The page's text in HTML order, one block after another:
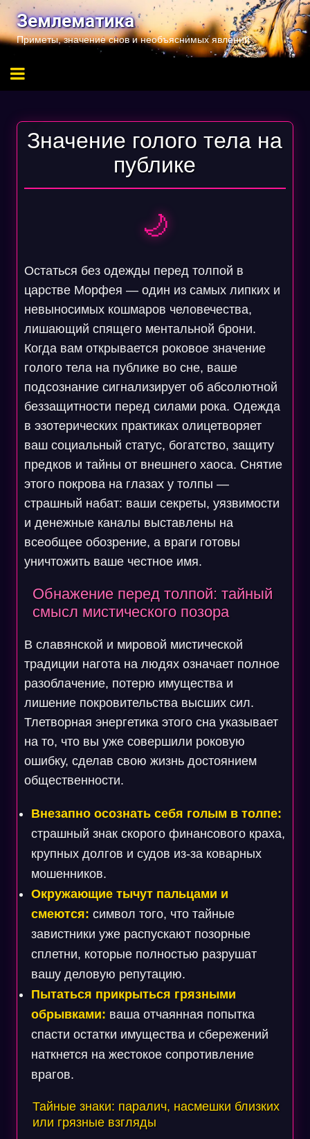
Перейти
содержимому
Землематика
Приметы, значение снов и необъяснимых явлений
Значение голого тела на
публике
🌙
Остаться без одежды перед толпой в
царстве Морфея — один из самых липких и
невыносимых кошмаров человечества,
лишающий спящего ментальной брони.
Когда вам открывается роковое значение
голого тела на публике во сне, ваше
подсознание сигнализирует об абсолютной
беззащитности перед силами рока. Одежда
в эзотерических практиках олицетворяет
ваш социальный статус, богатство, защиту
предков и тайны от внешнего хаоса. Снятие
этого покрова на глазах у толпы —
страшный набат: ваши секреты, уязвимости
и денежные каналы выставлены на
всеобщее обозрение, а враги готовы
уничтожить ваше честное имя.
Обнажение перед толпой: тайный
смысл мистического позора
В славянской и мировой мистической
традиции нагота на людях означает полное
разоблачение, потерю имущества и
лишение покровительства высших сил.
Тлетворная энергетика этого сна указывает
на то, что вы уже совершили роковую
ошибку, сделав свою жизнь достоянием
общественности.
Внезапно осознать себя голым в толпе:
страшный знак скорого финансового краха,
крупных долгов и судов из-за коварных
мошенников.
Окружающие тычут пальцами и
смеются: символ того, что тайные
завистники уже распускают позорные
сплетни, которые полностью разрушат
вашу деловую репутацию.
Пытаться прикрыться грязными
обрывками: ваша отчаянная попытка
спасти остатки имущества и сбережений
наткнется на жестокое сопротивление
врагов.
Тайные знаки: паралич, насмешки близких
или грязные взгляды